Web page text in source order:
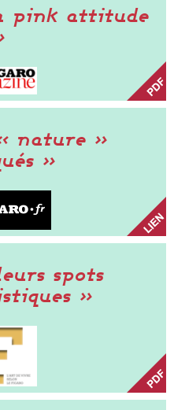
pink attitude
nature »
»
spots
»